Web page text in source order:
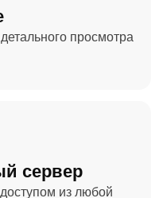
просмотра
сервер
из любой